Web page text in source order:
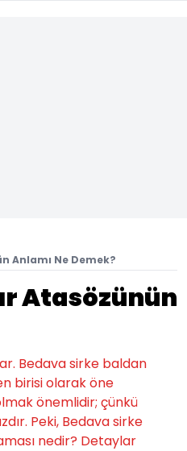
Anlamı Ne Demek?
Atasözünün
Bedava sirke baldan
birisi olarak öne
önemlidir; çünkü
Peki, Bedava sirke
nedir? Detaylar